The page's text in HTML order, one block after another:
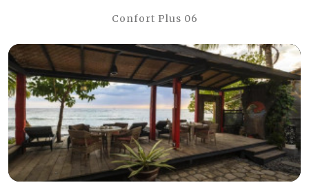
Confort Plus 06